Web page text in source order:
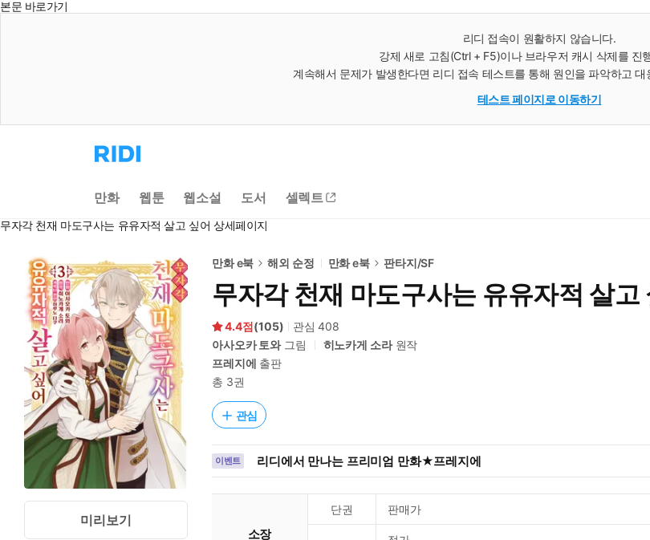
본문 바로가기
리디 접속이 원활하지 않습니다.
강제 새로 고침(Ctrl + F5)이나 브라우저 캐시 삭제를 진
계속해서 문제가 발생한다면 리디 접속 테스트를 통해 원인을 파악하고
테스트 페이지로 이동하기
리
디
으
로
동
만화 웹툰 웹소설 도서 셀렉트
무자각 천재 마도구사는 유유자적 살고 싶어 상세페이지
미리보기
만화 e북 해외 순정 만화 e북 판타지/SF
무자각 천재 마도구사는 유유자적 살고
4.4 (105) 관심408
아사오카 토와그림 히노카게 소라원작
프레지에 출판
총 3권
관심
이벤트 리디에서 만나는 프리미엄 만화★프레지에
소장
단권 판매가